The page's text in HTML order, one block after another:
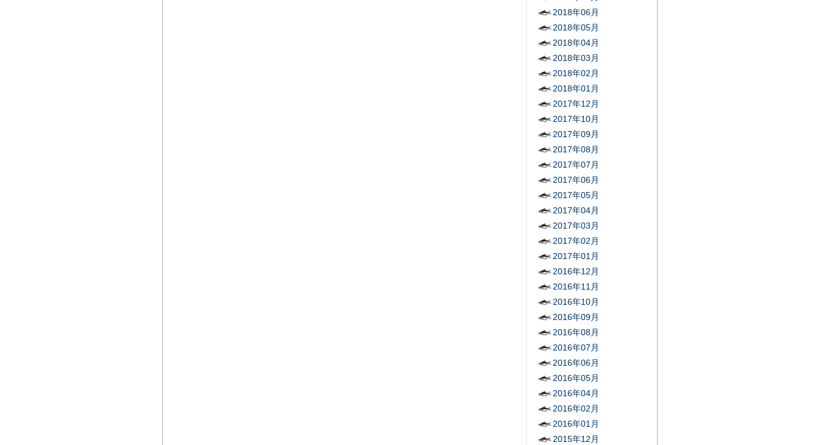
2018年06月
2018年05月
2018年04月
2018年03月
2018年02月
2018年01月
2017年12月
2017年10月
2017年09月
2017年08月
2017年07月
2017年06月
2017年05月
2017年04月
2017年03月
2017年02月
2017年01月
2016年12月
2016年11月
2016年10月
2016年09月
2016年08月
2016年07月
2016年06月
2016年05月
2016年04月
2016年02月
2016年01月
2015年12月